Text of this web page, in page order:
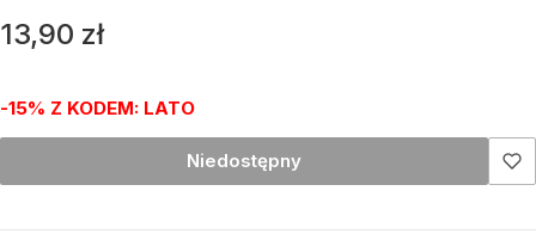
Cena
13,90 zł
-15% Z KODEM: LATO
Niedostępny